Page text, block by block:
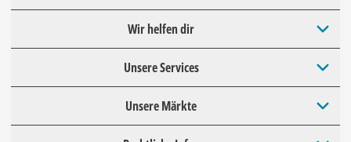
Wir helfen dir
Unsere Services
Unsere Märkte